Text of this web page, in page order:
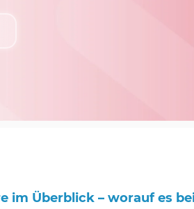
im Überblick – worauf es